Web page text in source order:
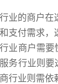
业的商户
支付需求
业商户需
务行业则
行业则需依